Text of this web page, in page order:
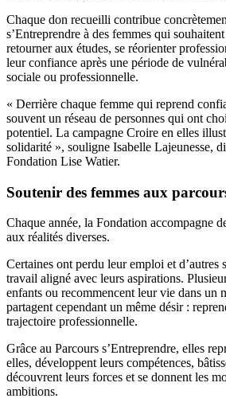
Chaque don recueilli contribue
s’Entreprendre à des femmes qui
retourner aux études, se réorienter
leur confiance après une période de
sociale ou professionnelle.
« Derrière chaque femme qui reprend
souvent un réseau de personnes qui ont
potentiel. La campagne Croire en elles
solidarité », souligne Isabelle Lajeunesse,
Fondation Lise Watier.
Soutenir des femmes aux
Chaque année, la Fondation accompagne
aux réalités diverses.
Certaines ont perdu leur emploi et d’autres
travail aligné avec leurs aspirations.
enfants ou recommencent leur vie dans un
partagent cependant un même désir :
trajectoire professionnelle.
Grâce au Parcours s’Entreprendre, elles
elles, développent leurs compétences,
découvrent leurs forces et se donnent les
ambitions.